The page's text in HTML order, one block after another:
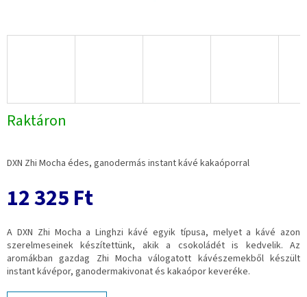
Raktáron
DXN Zhi Mocha édes, ganodermás instant kávé kakaóporral
12 325 Ft
A DXN Zhi Mocha a Linghzi kávé egyik típusa, melyet a kávé azon
szerelmeseinek készítettünk, akik a csokoládét is kedvelik. Az
aromákban gazdag Zhi Mocha válogatott kávészemekből készült
instant kávépor, ganodermakivonat és kakaópor keveréke.